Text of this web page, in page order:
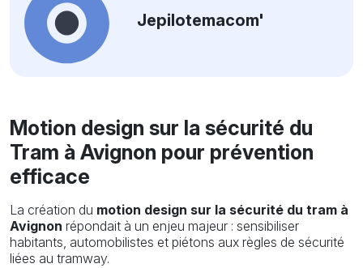
Jepilotemacom'
Motion design sur la sécurité du
Tram à Avignon pour prévention
efficace
La création du motion design sur la sécurité du tram à
Avignon répondait à un enjeu majeur : sensibiliser
habitants, automobilistes et piétons aux règles de sécurité
liées au tramway.